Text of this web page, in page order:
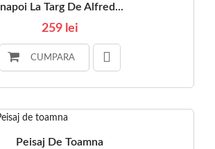
Inapoi La Targ De Alfred...
259 lei
CUMPARA
Peisaj De Toamna